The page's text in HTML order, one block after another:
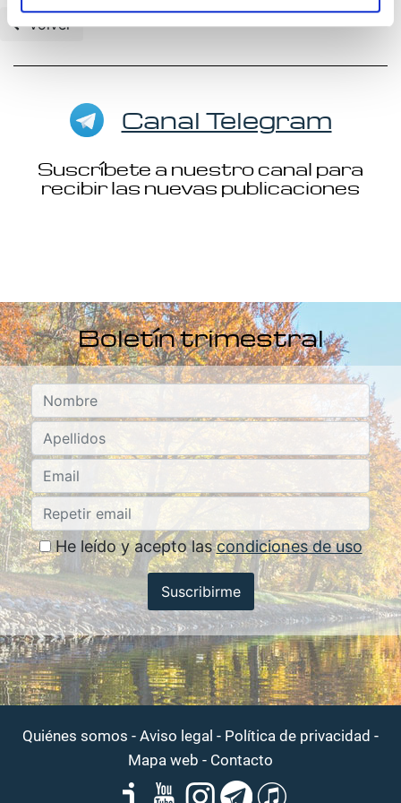
Volver
Canal Telegram
Suscríbete a nuestro canal para
recibir las nuevas publicaciones
Boletín trimestral
He leído y acepto lascondiciones de uso
Suscribirme
Quiénes somos - Aviso legal - Política de privacidad -
Mapa web - Contacto